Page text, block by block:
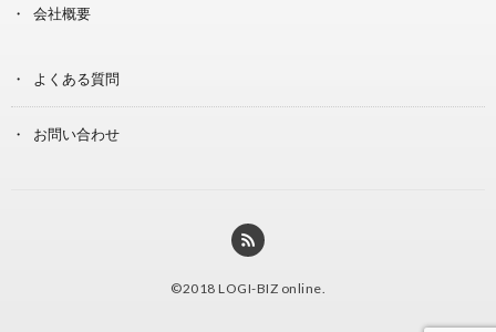
会社概要
よくある質問
お問い合わせ
©2018 LOGI-BIZ online.